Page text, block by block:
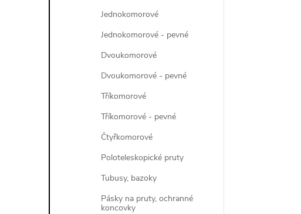
Jednokomorové
Jednokomorové - pevné
Dvoukomorové
Dvoukomorové - pevné
Tříkomorové
Tříkomorové - pevné
Čtyřkomorové
Poloteleskopické pruty
Tubusy, bazoky
Pásky na pruty, ochranné
koncovky